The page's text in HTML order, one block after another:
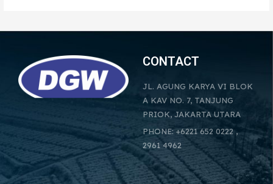
CONTACT
JL. AGUNG KARYA VI BLOK
A KAV NO. 7, TANJUNG
PRIOK, JAKARTA UTARA
PHONE: +6221 652 0222 ,
2961 4962